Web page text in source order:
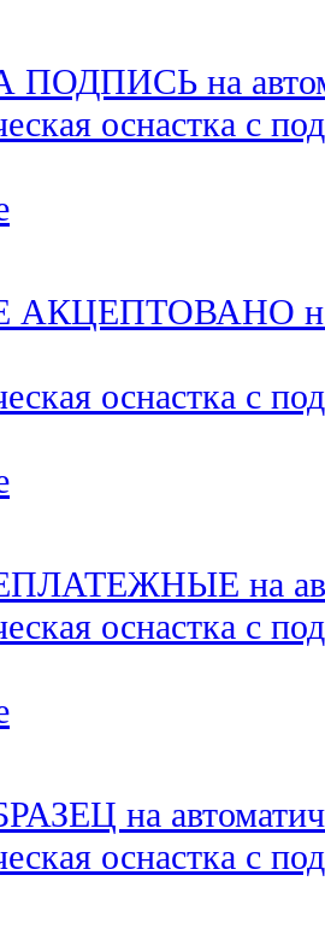
на
оснастка с
на
оснастка с
на
оснастка с
на
оснастка с